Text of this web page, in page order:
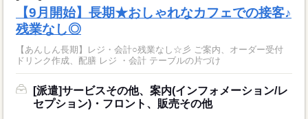
【9月開始】長期★おしゃれなカフェでの接客♪
残業なし◎
【あんしん長期】レジ・会計○残業なし☆彡 ご案内、オーダー受付
ドリンク作成、配膳 レジ ・会計 テーブルの片づけ
[派遣]サービスその他、案内(インフォメーション/レ
セプション)・フロント、販売その他